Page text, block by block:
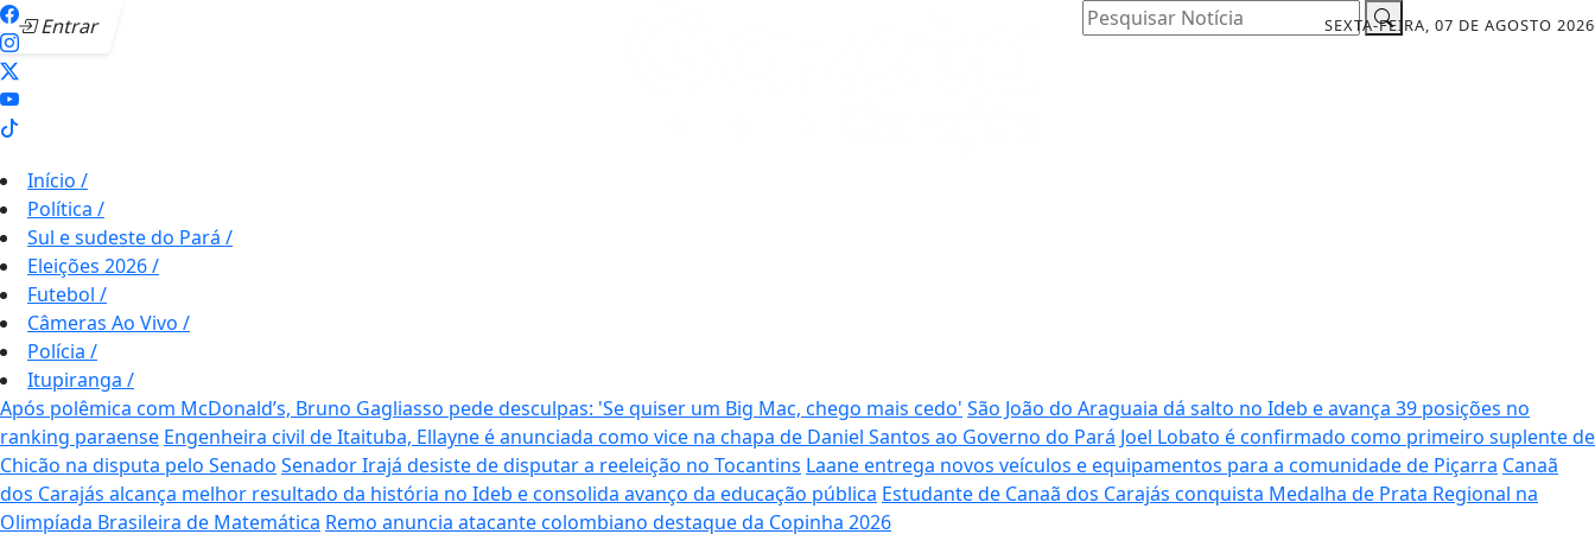
Entrar SEXTA-FEIRA, 07 DE AGOSTO 2026
Pesquisar Notícia
Início /
Política /
Sul e sudeste do Pará /
Eleições 2026/
Futebol /
Câmeras Ao Vivo /
Polícia /
Itupiranga /
Após polêmica com McDonald’s, Bruno Gagliasso pede desculpas: 'Se quiser um Big Mac, chego mais cedo' São João do Araguaia dá salto no Ideb e avança 39 posições no
ranking paraense Engenheira civil de Itaituba, Ellayne é anunciada como vice na chapa de Daniel Santos ao Governo do Pará Joel Lobato é confirmado como primeiro suplente de
Chicão na disputa pelo Senado Senador Irajá desiste de disputar a reeleição no Tocantins Laane entrega novos veículos e equipamentos para a comunidade de Piçarra Canaã
dos Carajás alcança melhor resultado da história no Ideb e consolida avanço da educação pública Estudante de Canaã dos Carajás conquista Medalha de Prata Regional na
Olimpíada Brasileira de Matemática Remo anuncia atacante colombiano destaque da Copinha 2026